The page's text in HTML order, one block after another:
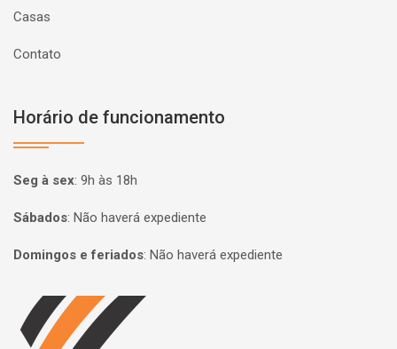
Casas
Contato
Horário de funcionamento
Seg à sex: 9h às 18h
Sábados: Não haverá expediente
Domingos e feriados: Não haverá expediente
Página inicial